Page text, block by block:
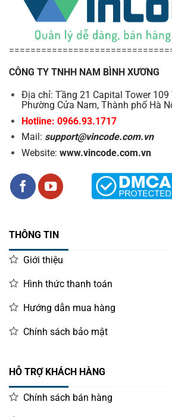
CÔNG TY TNHH NAM BÌNH XƯƠNG
Địa chỉ: Tầng 21 Capital Tower
Phường Cửa Nam, Thành phố Hà
Hotline: 0966.93.1717
Mail: support@vincode.com.vn
Website: www.vincode.com.vn
THÔNG TIN
Giới thiệu
Hình thức thanh toán
Hướng dẫn mua hàng
Chính sách bảo mật
HỖ TRỢ KHÁCH HÀNG
Chính sách bán hàng